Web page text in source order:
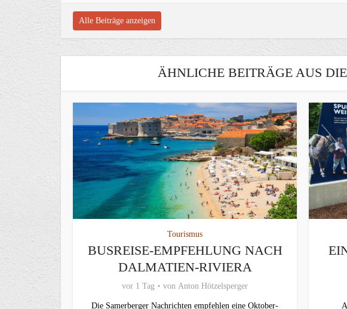
Alle Beiträge anzeigen
ÄHNLICHE BEITRÄGE AUS
Tourismus
BUSREISE-EMPFEHLUNG NACH
DALMATIEN-RIVIERA
vor 1 Tag von Anton Hötzelsperger
Die Samerberger Nachrichten empfehlen eine Oktober-